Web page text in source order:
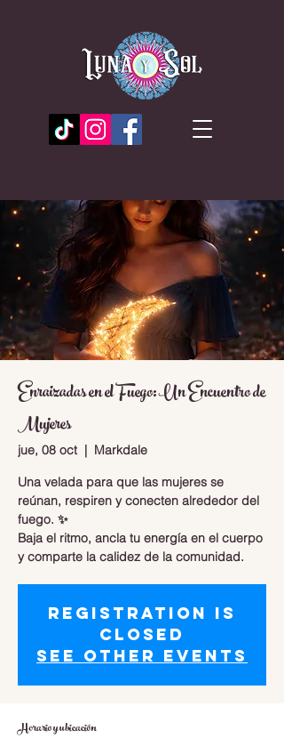
Enraizadas en el Fuego: Un Encuentro de
Mujeres
jue, 08 oct
  |
Markdale
Una velada para que las mujeres se
reúnan, respiren y conecten alrededor del
fuego. ✨
Baja el ritmo, ancla tu energía en el cuerpo
y comparte la calidez de la comunidad.
Registration is
closed
See other events
Horario y ubicación